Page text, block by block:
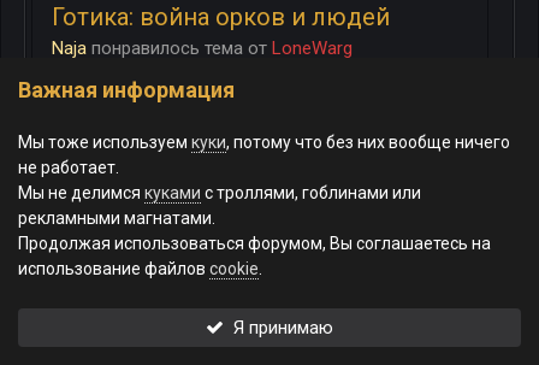
Готика: война орков и людей
Naja понравилось тема от LoneWarg
Ну это все таки игра а не реал, и численности и прочие
нещадно истребляет, один или не один - не так...
20 апреля
1
ЛАЙК
Важная информация
Мы тоже используем куки, потому что без них вообще ничего
не работает.
Мы не делимся куками с троллями, гоблинами или
рекламными магнатами.
Продолжая использоваться форумом, Вы соглашаетесь на
использование файлов cookie
Я принимаю